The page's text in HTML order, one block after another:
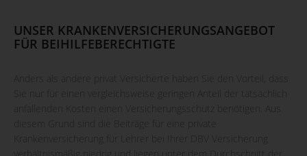
UNSER KRANKENVERSICHERUNGSANGEBOT
FÜR BEIHILFEBERECHTIGTE
Sie nur für einen vergleichsweise geringen Anteil der tatsächlich
anfallenden Kosten einen Versicherungsschutz benötigen. Aus
diesem Grund sind die Beiträge für eine private
Krankenversicherung für Lehrer bei Ihrer DBV Versicherung